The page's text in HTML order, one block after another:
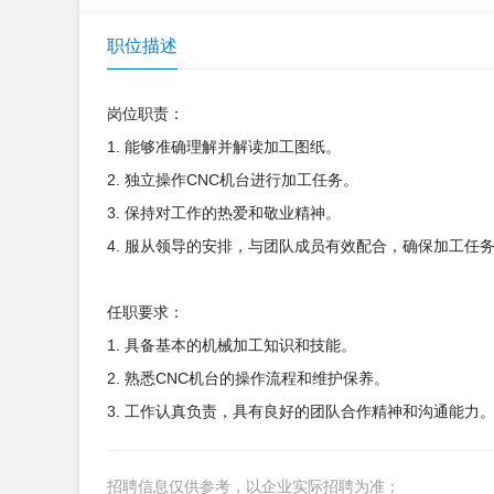
职位描述
岗位职责：
1. 能够准确理解并解读加工图纸。
2. 独立操作CNC机台进行加工任务。
3. 保持对工作的热爱和敬业精神。
4. 服从领导的安排，与团队成员有效配合，确保加工任务
任职要求：
1. 具备基本的机械加工知识和技能。
2. 熟悉CNC机台的操作流程和维护保养。
3. 工作认真负责，具有良好的团队合作精神和沟通能力。
招聘信息仅供参考，以企业实际招聘为准；